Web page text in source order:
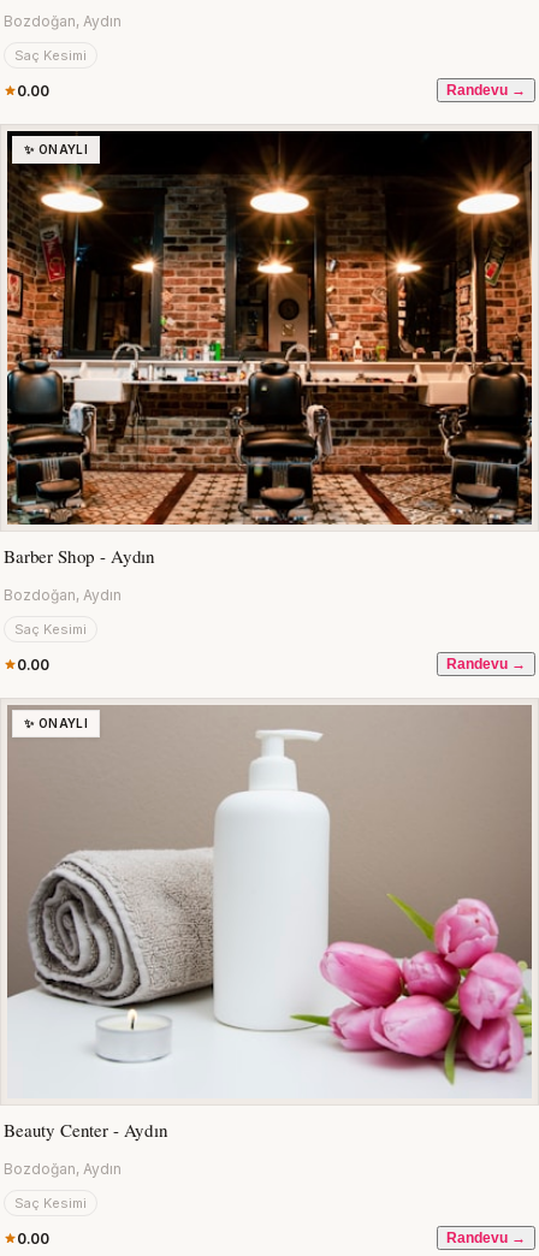
Bozdoğan, Aydın
Saç Kesimi
0.00 Randevu →
✨ ONAYLI
Barber Shop - Aydın
Bozdoğan, Aydın
Saç Kesimi
0.00 Randevu →
✨ ONAYLI
Beauty Center - Aydın
Bozdoğan, Aydın
Saç Kesimi
0.00 Randevu →